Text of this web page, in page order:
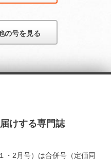
の号を見る
けする専門誌
・2月号）は合併号（定価同